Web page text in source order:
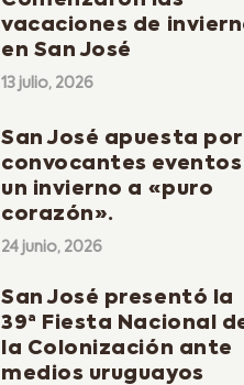
vacaciones de
en San José
13 julio, 2026
San José apuesta por
convocantes eventos
un invierno a «puro
corazón».
24 junio, 2026
San José presentó la
39ª Fiesta Nacional
la Colonización ante
medios uruguayos